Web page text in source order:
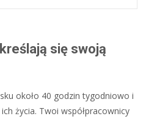
się swoją
około 40 godzin tygodniowo i
życia. Twoi współpracownicy